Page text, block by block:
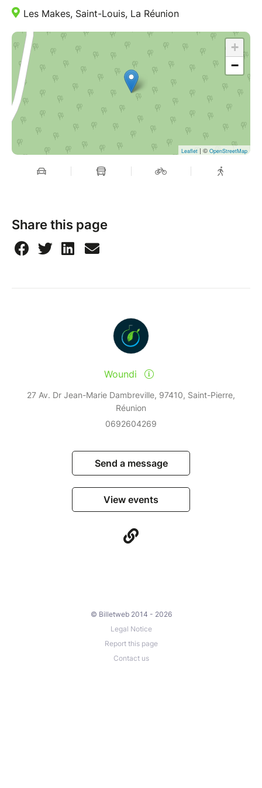
Alors, prêt·e à chausser vos baskets et plonger dans
l’uni-vert mystérieux des plantes réunionnaises ?
Les Makes, Saint-Louis, La Réunion
+
−
Leaflet | © OpenStreetMap
Share this page
Woundi
27 Av. Dr Jean-Marie Dambreville, 97410, Saint-Pierre,
Réunion
0692604269
Send a message
View events
© Billetweb 2014 - 2026
Legal Notice
Report this page
Contact us